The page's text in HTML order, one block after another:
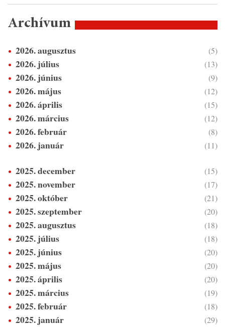
Archívum
2026. augusztus (5)
2026. július (13)
2026. június (9)
2026. május (12)
2026. április (15)
2026. március (12)
2026. február (8)
2026. január (11)
2025. december (15)
2025. november (17)
2025. október (21)
2025. szeptember (20)
2025. augusztus (18)
2025. július (18)
2025. június (20)
2025. május (20)
2025. április (20)
2025. március (19)
2025. február (18)
2025. január (29)